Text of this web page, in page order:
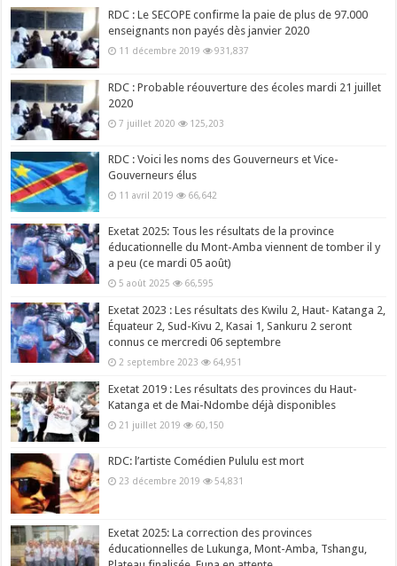
RDC : Le SECOPE confirme la paie de plus de 97.000
enseignants non payés dès janvier 2020
11 décembre 2019 931,837
RDC : Probable réouverture des écoles mardi 21 juillet
2020
7 juillet 2020 125,203
RDC : Voici les noms des Gouverneurs et Vice-
Gouverneurs élus
11 avril 2019 66,642
Exetat 2025: Tous les résultats de la province
éducationnelle du Mont-Amba viennent de tomber il y
a peu (ce mardi 05 août)
5 août 2025 66,595
Exetat 2023 : Les résultats des Kwilu 2, Haut- Katanga 2,
Équateur 2, Sud-Kivu 2, Kasai 1, Sankuru 2 seront
connus ce mercredi 06 septembre
2 septembre 2023 64,951
Exetat 2019 : Les résultats des provinces du Haut-
Katanga et de Mai-Ndombe déjà disponibles
21 juillet 2019 60,150
RDC: l’artiste Comédien Pululu est mort
23 décembre 2019 54,831
Exetat 2025: La correction des provinces
éducationnelles de Lukunga, Mont-Amba, Tshangu,